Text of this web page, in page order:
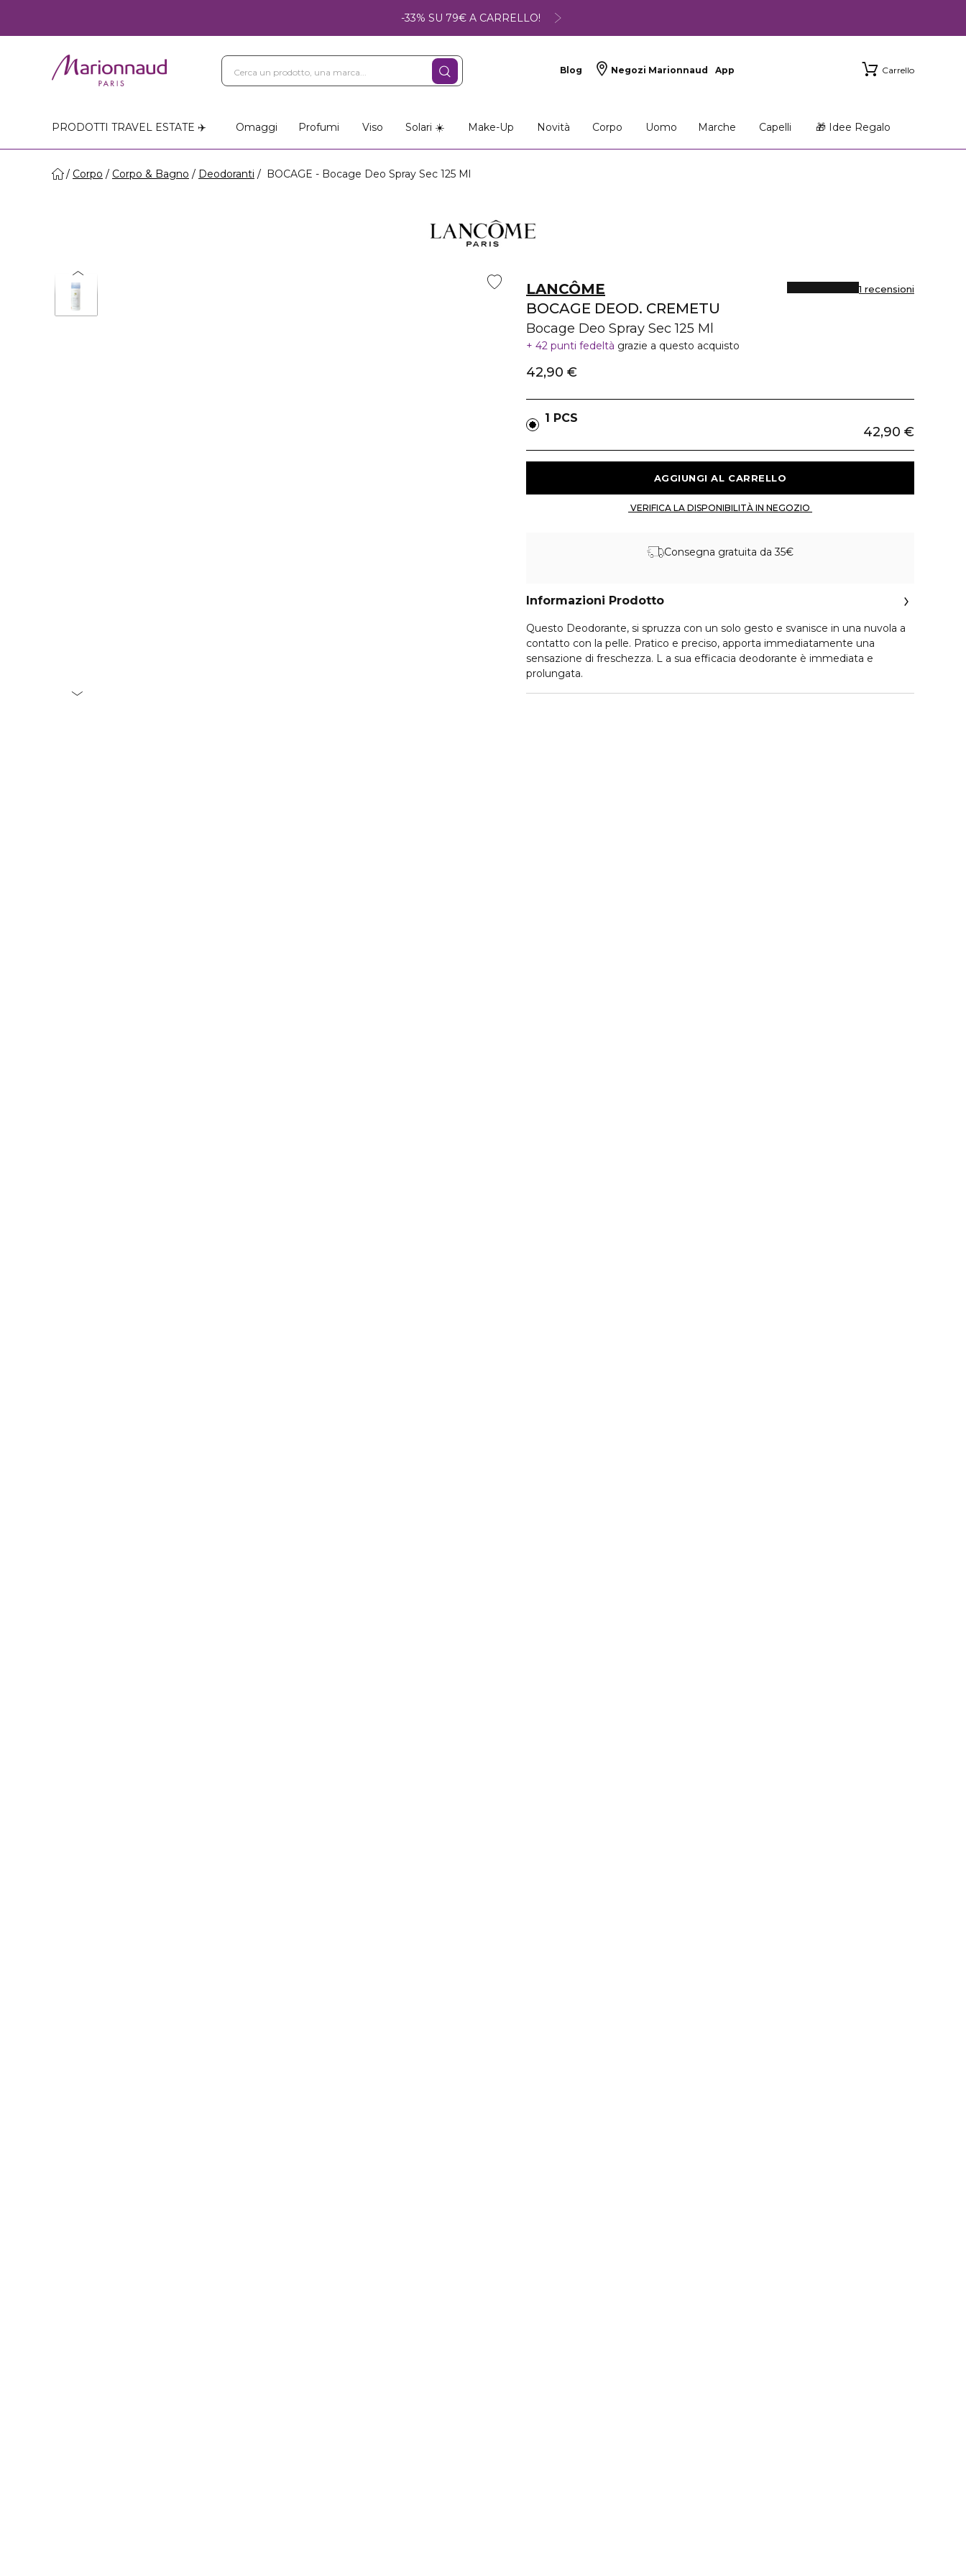
-33% SU 79€ A CARRELLO!
Blog Negozi Marionnaud App Carrello
PRODOTTI TRAVEL ESTATE ✈️ Omaggi Profumi Viso Solari ☀️ Make-Up Novità Corpo Uomo Marche Capelli 🎁 Idee Regalo
Corpo Corpo & Bagno Deodoranti BOCAGE - Bocage Deo Spray Sec 125 Ml
LANCÔME
BOCAGE DEOD. CREMETU
Bocage Deo Spray Sec 125 Ml
1 recensioni
42 punti fedeltà grazie a questo acquisto
42,90 €
1 PCS
42,90 €
Consegna gratuita da 35€
Informazioni Prodotto
Questo Deodorante, si spruzza con un solo gesto e svanisce in una nuvola a
contatto con la pelle. Pratico e preciso, apporta immediatamente una
sensazione di freschezza. L a sua efficacia deodorante è immediata e
prolungata.